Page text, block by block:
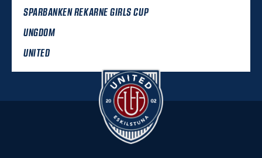
SPARBANKEN REKARNE GIRLS CUP
UNGDOM
UNITED